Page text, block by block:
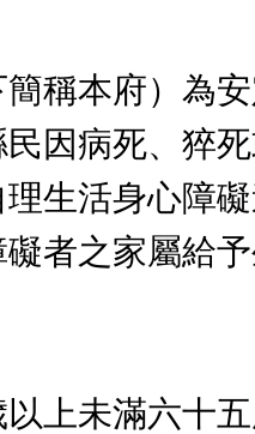
稱本府）為
因病死、猝
生活身心障
者之家屬給
上未滿六十